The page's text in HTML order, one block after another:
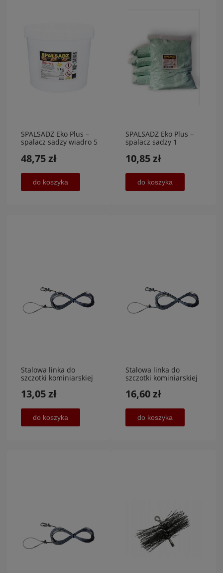
SPALSADZ Eko Plus –
spalacz sadzy wiadro 5
48,75 zł
do koszyka
SPALSADZ Eko Plus –
spalacz sadzy 1
10,85 zł
do koszyka
Stalowa linka do
szczotki kominiarskiej
PLAST MET 2
13,05 zł
do koszyka
Stalowa linka do
szczotki kominiarskiej
PLAST MET 2
16,60 zł
do koszyka